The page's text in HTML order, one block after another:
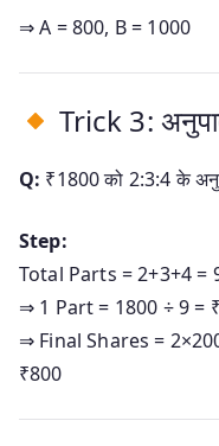
⇒ A = 800, B = 1000
Trick 3:
Q: ₹1800 को 2:3:4 के
Step:
Total Parts = 2+3+4 =
⇒ 1 Part = 1800 ÷ 9 =
⇒ Final Shares =
₹800